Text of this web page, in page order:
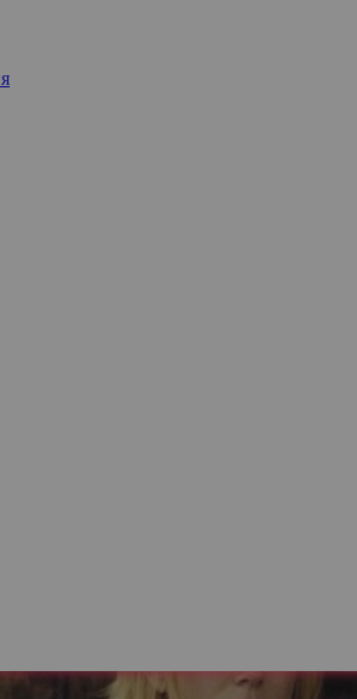
обладательнице «Оскара» и пяти
Кидман исполняется 54 года. По
вспомнить пять ярких фильмов с ее